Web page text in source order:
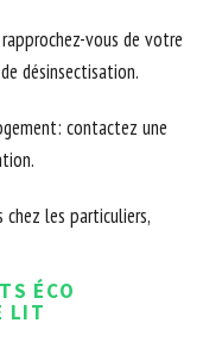
vous de votre
désinsectisation.
contactez une
chez les particuliers,
ÉCO
LIT